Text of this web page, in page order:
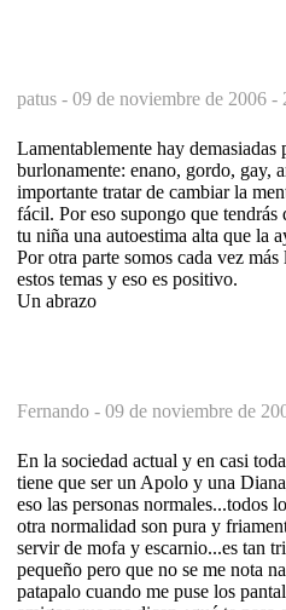
patus - 09 de noviembre de 2006 -
Lamentablemente hay demasiadas
burlonamente: enano, gordo, gay,
importante tratar de cambiar la
fácil. Por eso supongo que tendrás
tu niña una autoestima alta que la
Por otra parte somos cada vez
estos temas y eso es positivo.
Un abrazo
Fernando - 09 de noviembre de
En la sociedad actual y en casi
tiene que ser un Apolo y una
eso las personas normales...todos
otra normalidad son pura y
servir de mofa y escarnio...es tan
pequeño pero que no se me nota
patapalo cuando me puse los